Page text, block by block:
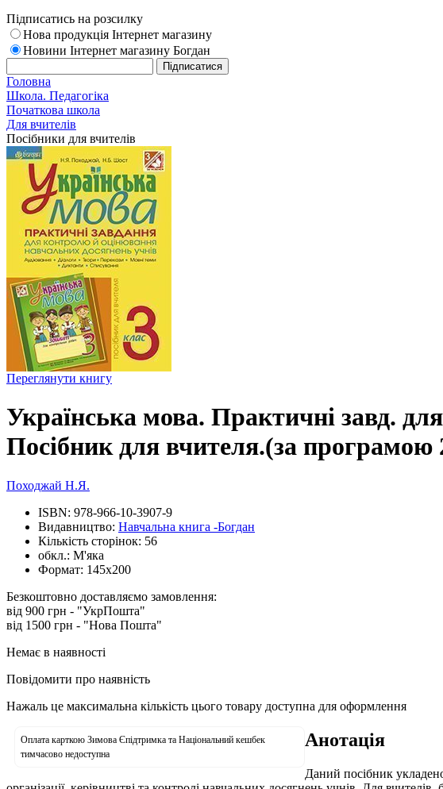
Підписатись на розсилку
Нова продукція Інтернет магазину
Новини Інтернет магазину Богдан
Головна
Школа. Педагогіка
Початкова школа
Для вчителів
Посібники для вчителів
Переглянути книгу
Українська мова. Практичні завд.
Посібник для вчителя.(за програмою
Походжай Н.Я.
ISBN: 978-966-10-3907-9
Видавництво: Навчальна книга -Богдан
Кількість сторінок: 56
обкл.: М'яка
Формат: 145х200
Безкоштовно доставляємо замовлення:
від 900 грн - "УкрПошта"
від 1500 грн - "Нова Пошта"
Немає в наявності
Повідомити про наявність
Нажаль це максимальна кількість цього товару доступна для оформлення
Оплата карткою Зимова Єпідтримка та Національний кешбек
тимчасово недоступна
Анотація
Даний посібник